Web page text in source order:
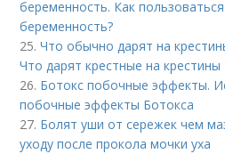
беременность. Как
беременность?
25.Что обычно дарят на
Что дарят крестные на крестины
26. Ботокс побочные эффекты.
побочные эффекты Ботокса
27. Болят уши от сережек чем
уходу после прокола мочки уха